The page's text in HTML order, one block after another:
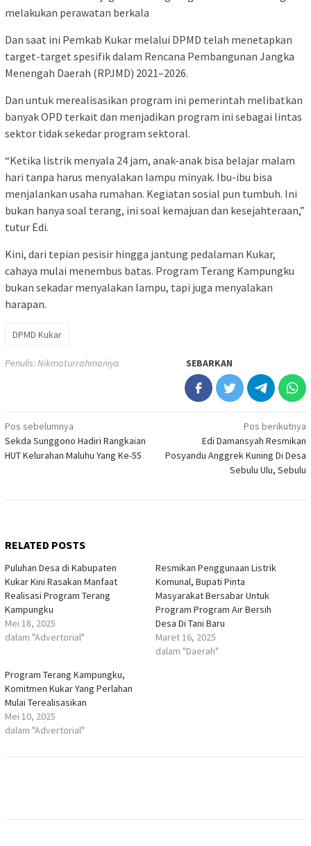
melakukan perawatan berkala
Dan saat ini Pemkab Kukar melalui DPMD telah menetapkan
target-target spesifik dalam Rencana Pembangunan Jangka
Menengah Daerah (RPJMD) 2021–2026.
Dan untuk merealisasikan program ini pemerintah melibatkan
banyak OPD terkait dan menjadikan program ini sebagai lintas
sektor tidak sekedar program sektoral.
“Ketika listrik menyala 24 jam, anak-anak bisa belajar malam
hari tanpa harus menyalakan lampu minyak. Ibu-ibu bisa
menjalankan usaha rumahan. Kegiatan sosial pun tumbuh. Ini
bukan hanya soal terang, ini soal kemajuan dan kesejahteraan,”
tutur Edi.
Kini, dari tepian pesisir hingga jantung pedalaman Kukar,
cahaya mulai menembus batas. Program Terang Kampungku
bukan sekadar menyalakan lampu, tapi juga menyalakan
harapan.
DPMD Kukar
Penulis: Nikmaturrahmaniya SEBARKAN
Navigasi
pos
Pos sebelumnya
Sekda Sunggono Hadiri Rangkaian
HUT Kelurahan Maluhu Yang Ke-55
Pos berikutnya
Edi Damansyah Resmikan
Posyandu Anggrek Kuning Di Desa
Sebulu Ulu, Sebulu
RELATED POSTS
Puluhan Desa di Kabupaten
Kukar Kini Rasakan Manfaat
Realisasi Program Terang
Kampungku
Mei 18, 2025
dalam "Advertorial"
Resmikan Penggunaan Listrik
Komunal, Bupati Pinta
Masyarakat Bersabar Untuk
Program Program Air Bersih
Desa Di Tani Baru
Maret 16, 2025
dalam "Daerah"
Program Terang Kampungku,
Komitmen Kukar Yang Perlahan
Mulai Terealisasikan
Mei 10, 2025
dalam "Advertorial"